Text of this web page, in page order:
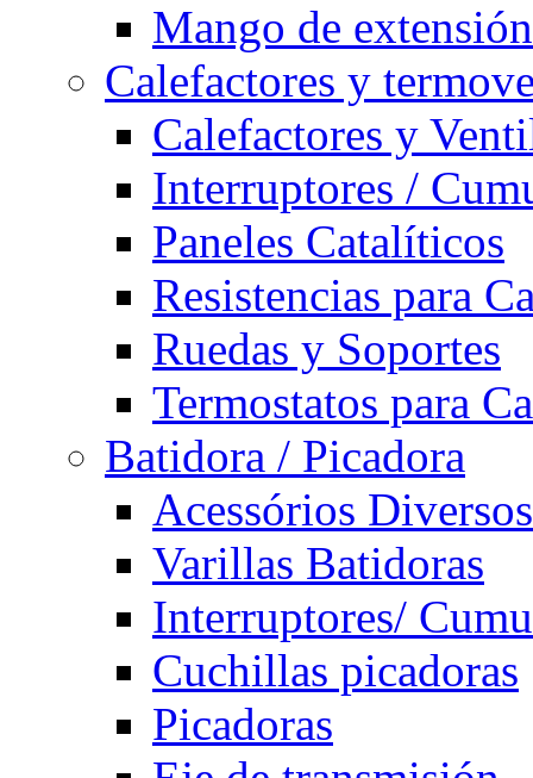
Mango de
Calefactores y
Calefactores y
Interruptores /
Paneles Catalíticos
Resistencias para
Ruedas y Soportes
Termostatos para
Batidora / Picadora
Acessórios Diversos
Varillas Batidoras
Interruptores/
Cuchillas picadoras
Picadoras